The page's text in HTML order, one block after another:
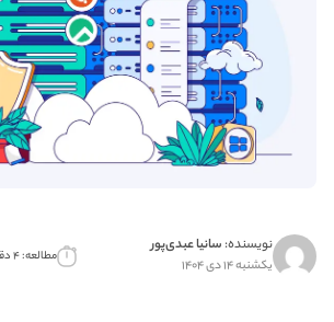
نویسنده: سانیا عبدی‌پور
یکشنبه ۱۴ دی ۱۴۰۴ مطالعه: ۴ دقیقه